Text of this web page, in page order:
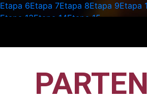
Etapa 6Etapa 7Etapa 8Etapa 9Etapa
Etapa 13Etapa 14Etapa 15